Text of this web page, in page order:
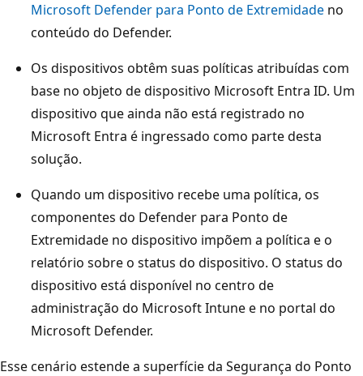
Microsoft Defender para Ponto de Extremidade no
conteúdo do Defender.
Os dispositivos obtêm suas políticas atribuídas com
base no objeto de dispositivo Microsoft Entra ID. Um
dispositivo que ainda não está registrado no
Microsoft Entra é ingressado como parte desta
solução.
Quando um dispositivo recebe uma política, os
componentes do Defender para Ponto de
Extremidade no dispositivo impõem a política e o
relatório sobre o status do dispositivo. O status do
dispositivo está disponível no centro de
administração do Microsoft Intune e no portal do
Microsoft Defender.
Esse cenário estende a superfície da Segurança do Ponto